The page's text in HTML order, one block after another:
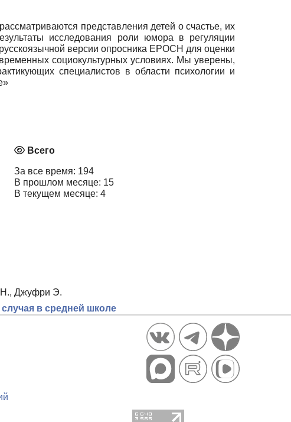
представления детей о счастье, их
исследования роли юмора в регуляции
версии опросника EPOCH для оценки
социокультурных условиях. Мы уверены,
специалистов в области психологии и
Всего
За все время: 194
В прошлом месяце: 15
В текущем месяце: 4
Джуфри Э.
в средней школе